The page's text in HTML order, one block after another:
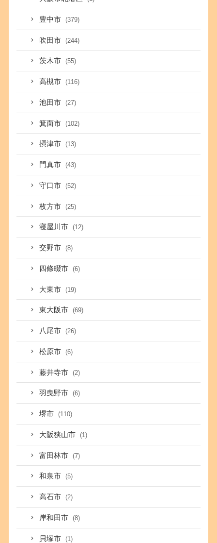
豊中市 (379)
吹田市 (244)
茨木市 (55)
高槻市 (116)
池田市 (27)
箕面市 (102)
摂津市 (13)
門真市 (43)
守口市 (52)
枚方市 (25)
寝屋川市 (12)
交野市 (8)
四條畷市 (6)
大東市 (19)
東大阪市 (69)
八尾市 (26)
松原市 (6)
藤井寺市 (2)
羽曳野市 (6)
堺市 (110)
大阪狭山市 (1)
富田林市 (7)
和泉市 (5)
高石市 (2)
岸和田市 (8)
貝塚市 (1)